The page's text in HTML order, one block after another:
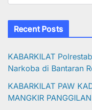
Recent Posts
KABARKILAT
Narkoba di Bantaran
KABARKILAT PAW
MANGKIR